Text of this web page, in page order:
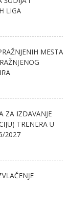
LIGA
MESTA
ZA IZDAVANJE
TRENERA U
2027